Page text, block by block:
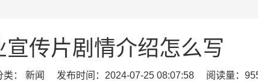
宣传片剧情介绍怎么写
： 新闻 发布时间：2024-07-25 08:07:58 阅读量：